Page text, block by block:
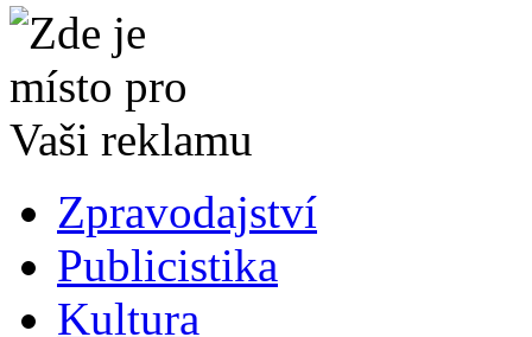
Zpravodajství
Publicistika
Kultura